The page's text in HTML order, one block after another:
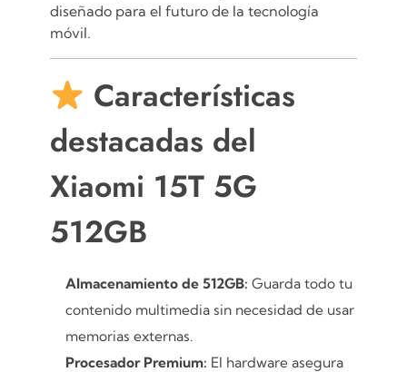
diseñado para el futuro de la tecnología
móvil.
Características
destacadas del
Xiaomi 15T 5G
512GB
Almacenamiento de 512GB: Guarda todo tu
contenido multimedia sin necesidad de usar
memorias externas.
Procesador Premium: El hardware asegura